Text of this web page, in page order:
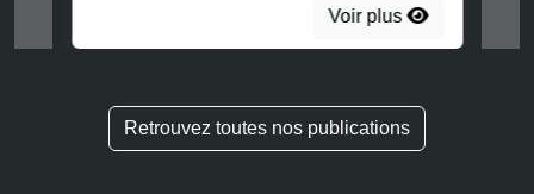
Voir plus
Retrouvez toutes nos publications